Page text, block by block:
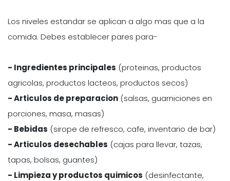
Los niveles estandar se aplican a algo mas que a la
comida. Debes establecer pares para-
- Ingredientes principales (proteinas, productos
agricolas, productos lacteos, productos secos)
- Articulos de preparacion (salsas, guarniciones en
porciones, masa, masas)
- Bebidas (sirope de refresco, cafe, inventario de bar)
- Articulos desechables (cajas para llevar, tazas,
tapas, bolsas, guantes)
- Limpieza y productos quimicos (desinfectante,